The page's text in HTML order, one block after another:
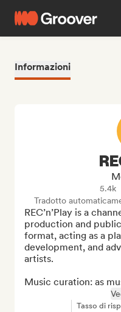
Informazioni
5.4k
Tradotto
REC’n’Play is a
production and
format, acting as a
development, and
artists.
Music curation: as
Tasso di